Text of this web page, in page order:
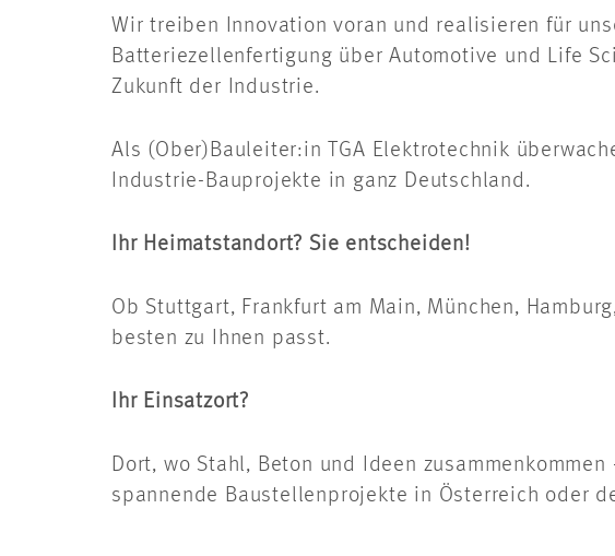
Wir treiben Innovation voran und realisieren für
Batteriezellenfertigung über Automotive und Life
Zukunft der Industrie.
Als (Ober)Bauleiter:in TGA Elektrotechnik
Industrie-Bauprojekte in ganz Deutschland.
Ihr Heimatstandort? Sie entscheiden!
Ob Stuttgart, Frankfurt am Main, München,
besten zu Ihnen passt.
Ihr Einsatzort?
Dort, wo Stahl, Beton und Ideen
spannende Baustellenprojekte in Österreich oder